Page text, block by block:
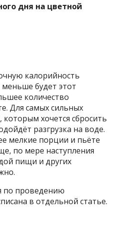
дня на цветной
калорийность
будет этот
количество
Для самых сильных
хочется сбросить
разгрузка на воде.
мелкие порции и пьёте
по мере наступления
пищи и других
по проведению
в отдельной статье.